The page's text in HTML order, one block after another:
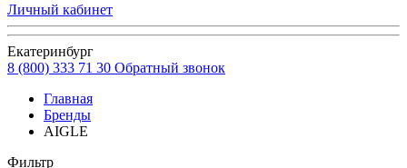
Личный кабинет
Екатеринбург
8 (800) 333 71 30 Обратный звонок
Главная
Бренды
AIGLE
Фильтр